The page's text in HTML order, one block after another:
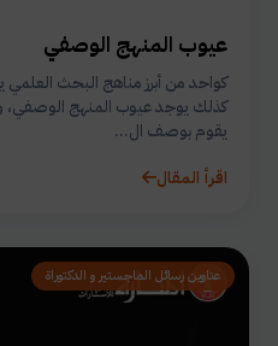
عيوب المنهج الوصفي
كواحد من أبرز مناهج البحث
كذلك يوجد عيوب المنهج الوصفي،
يقوم بوصف ال...
اقرأ المقال
عناوين رسائل الماجستير و الدكتوراة